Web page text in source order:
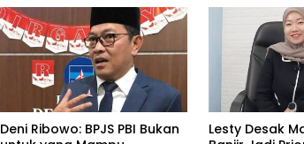
Deni Ribowo: BPJS PBI Bukan
Lesty Desak